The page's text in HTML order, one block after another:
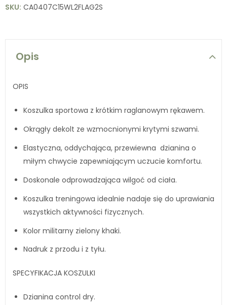
SKU: CA0407C15WL2FLAG2S
Opis
OPIS
Koszulka sportowa z krótkim raglanowym rękawem.
Okrągły dekolt ze wzmocnionymi krytymi szwami.
Elastyczna, oddychająca, przewiewna dzianina o
miłym chwycie zapewniającym uczucie komfortu.
Doskonale odprowadzająca wilgoć od ciała.
Koszulka treningowa idealnie nadaje się do uprawiania
wszystkich aktywności fizycznych.
Kolor militarny zielony khaki.
Nadruk z przodu i z tyłu.
SPECYFIKACJA KOSZULKI
Dzianina control dry.